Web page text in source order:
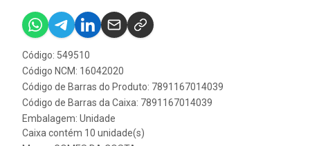
Código: 549510
Código NCM: 16042020
Código de Barras do Produto: 7891167014039
Código de Barras da Caixa: 7891167014039
Embalagem: Unidade
Caixa contém 10 unidade(s)